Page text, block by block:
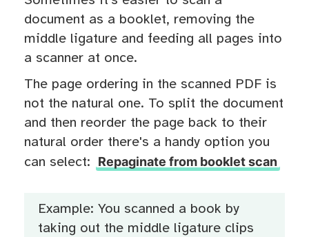
document as a booklet, removing the
middle ligature and feeding all pages into
a scanner at once.
The page ordering in the scanned PDF is
not the natural one. To split the document
and then reorder the page back to their
natural order there's a handy option you
can select:
Repaginate from booklet scan
Example: You scanned a book by
taking out the middle ligature clips